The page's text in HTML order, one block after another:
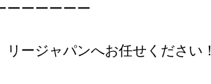
ーーーーーー
ージャパンへお任せください！